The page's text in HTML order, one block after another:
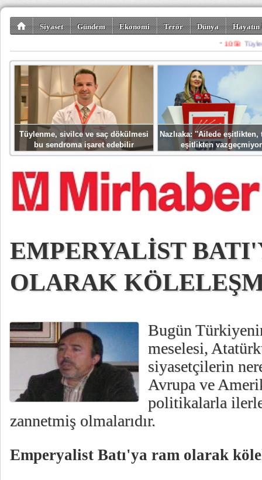
Siyaset Gündem Ekonomi Terör Dünya
Misafir
Tüylenme, sivilce ve saç dökülmesi
bu sendroma işaret edebilir
Nazlıaka: ''Ailede eşitlikten,
eşitlikten
EMPERYALİST
OLARAK
Bugün
meselesi,
siyasetçilerin
Avrupa ve
politikalarla
zannetmiş olmalarıdır.
Emperyalist Batı'ya ram olarak